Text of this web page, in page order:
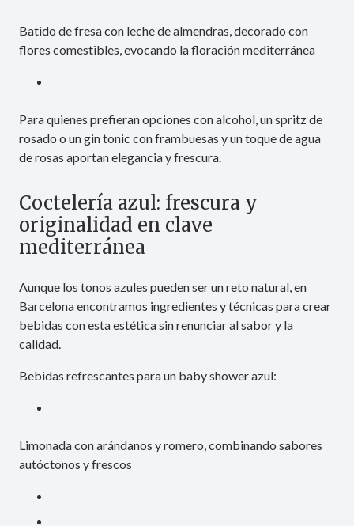
Batido de fresa con leche de almendras, decorado con
flores comestibles, evocando la floración mediterránea
Para quienes prefieran opciones con alcohol, un spritz de
rosado o un gin tonic con frambuesas y un toque de agua
de rosas aportan elegancia y frescura.
Coctelería azul: frescura y
originalidad en clave
mediterránea
Aunque los tonos azules pueden ser un reto natural, en
Barcelona encontramos ingredientes y técnicas para crear
bebidas con esta estética sin renunciar al sabor y la
calidad.
Bebidas refrescantes para un baby shower azul:
Limonada con arándanos y romero, combinando sabores
autóctonos y frescos